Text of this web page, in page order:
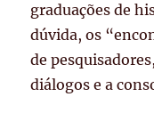
graduações de
dúvida, os
de
diálogos e a